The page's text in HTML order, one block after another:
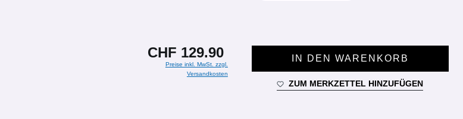
CHF 129.90
Preise inkl. MwSt. zzgl.
Versandkosten
IN DEN WARENKORB
ZUM MERKZETTEL HINZUFÜGEN